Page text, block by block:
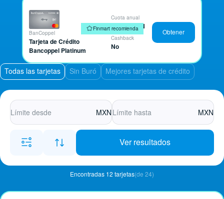
Finmart recomienda
BanCoppel
Tarjeta de Crédito
Bancoppel Platinum
Cuota anual
$1,500 MXN
Cashback
No
Obtener
Todas las tarjetas Sin Buró Mejores tarjetas de crédito
MXN MXN
Ver resultados
Encontradas 12 tarjetas(de 24)